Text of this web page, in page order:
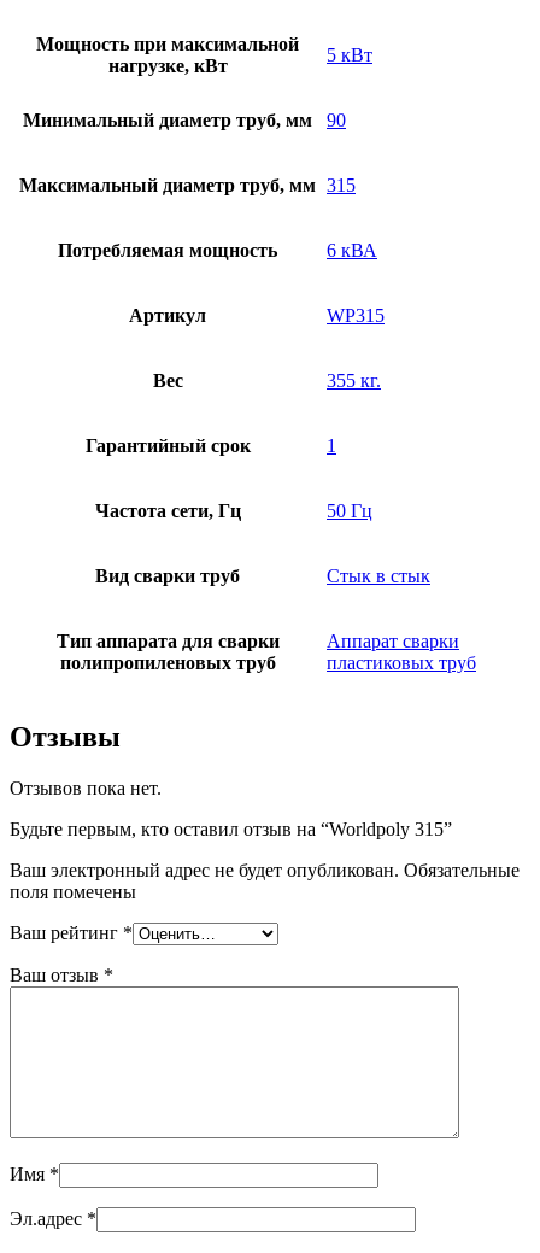
Мощность при максимальной
нагрузке, кВт
5 кВт
Минимальный диаметр труб, мм 90
Максимальный диаметр труб, мм 315
Потребляемая мощность 6 кВА
Артикул WP315
Вес 355 кг.
Гарантийный срок 1
Частота сети, Гц 50 Гц
Вид сварки труб Стык в стык
Тип аппарата для сварки
полипропиленовых труб
Аппарат сварки
пластиковых труб
Отзывы
Отзывов пока нет.
Будьте первым, кто оставил отзыв на “Worldpoly 315”
Ваш электронный адрес не будет опубликован. Обязательные
поля помечены
Ваш рейтинг *
Ваш отзыв *
Имя *
Эл.адрес *